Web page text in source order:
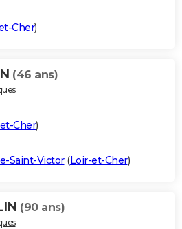
Cher)
(46 ans)
Cher)
Saint-Victor(Loir-et-Cher)
(90 ans)